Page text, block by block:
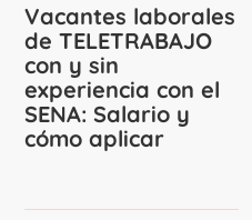
Vacantes laborales
de TELETRABAJO
con y sin
experiencia con el
SENA: Salario y
cómo aplicar